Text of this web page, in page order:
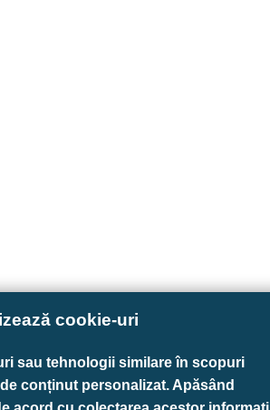
cookie-uri
sau tehnologii similare în scopuri
conținut personalizat. Apăsând